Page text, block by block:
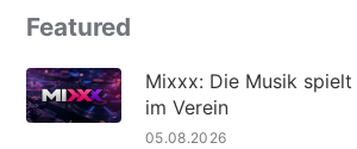
Featured
Mixxx: Die Musik
im Verein
05.08.2026